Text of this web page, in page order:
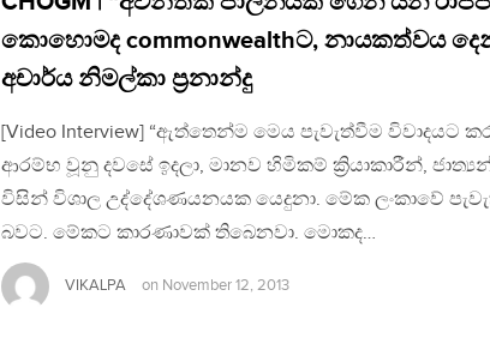
කොහොමද commonwealthට, නායකත්වය
අචාර්ය නිමල්කා ප්‍රනාන්දු
[Video Interview] “ඇත්තෙන්ම මෙය පැවැත්වීම විවාදයට
ආරම්භ වූනු දවසේ ඉදලා, මානව හිමිකම් ක්‍රියාකාරීන්,
විසින් විශාල උද්දේශණයනයක යෙදුනා. මේක ලංකාවේ
බවට. මේකට කාරණාවක් තිබෙනවා. මොකද…
VIKALPA on November 12, 2013